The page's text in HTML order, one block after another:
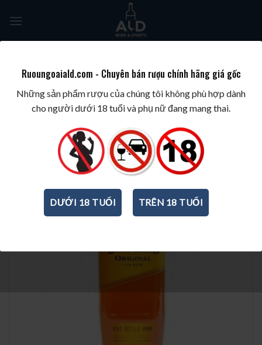
TRANG CHỦ RƯỢU PHA CHẾ / RƯỢU RUM
Ruoungoaiald.com - Chuyên bán rượu chính hãng giá gốc
Những sản phẩm rượu của chúng tôi không phù hợp dành
cho người dưới 18 tuổi và phụ nữ đang mang thai.
DƯỚI 18 TUỔI TRÊN 18 TUỔI